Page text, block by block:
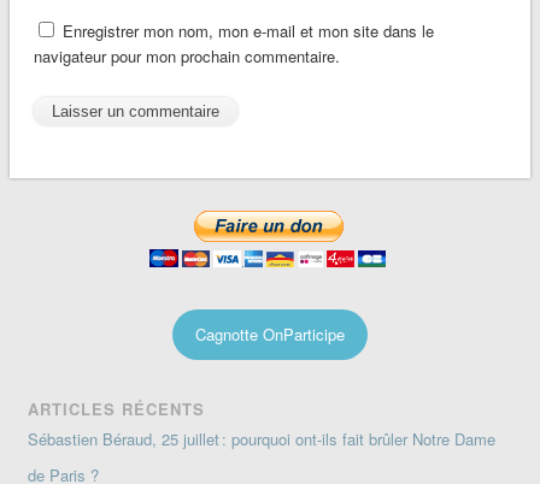
Enregistrer mon nom, mon e-mail et mon site dans le
navigateur pour mon prochain commentaire.
Cagnotte OnParticipe
ARTICLES RÉCENTS
Sébastien Béraud, 25 juillet : pourquoi ont-ils fait brûler Notre Dame
de Paris ?